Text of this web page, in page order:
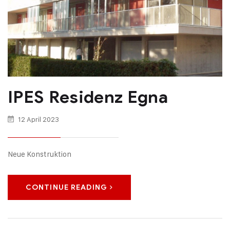
IPES Residenz Egna
12 April 2023
Neue Konstruktion
CONTINUE READING